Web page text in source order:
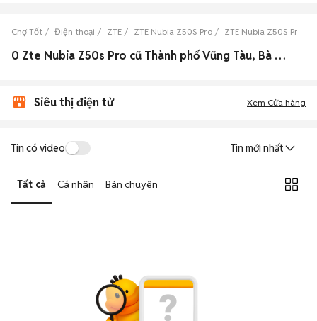
Chợ Tốt Điện thoại ZTE ZTE Nubia Z50S Pro ZTE Nubia Z50S Pro
0 Zte Nubia Z50s Pro cũ Thành phố Vũng Tàu, Bà Rịa - Vũng Tàu đẹp
Siêu thị điện tử Xem Cửa hàng
Tin có video Tin mới nhất
Tất cả Cá nhân Bán chuyên